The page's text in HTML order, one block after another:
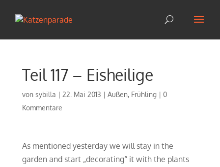
Teil 117 – Eisheilige
von sybilla | 22. Mai 2013 | Außen, Frühling| 0
Kommentare
As mentioned yesterday we will stay in the
garden and start „decorating“ it with the plants